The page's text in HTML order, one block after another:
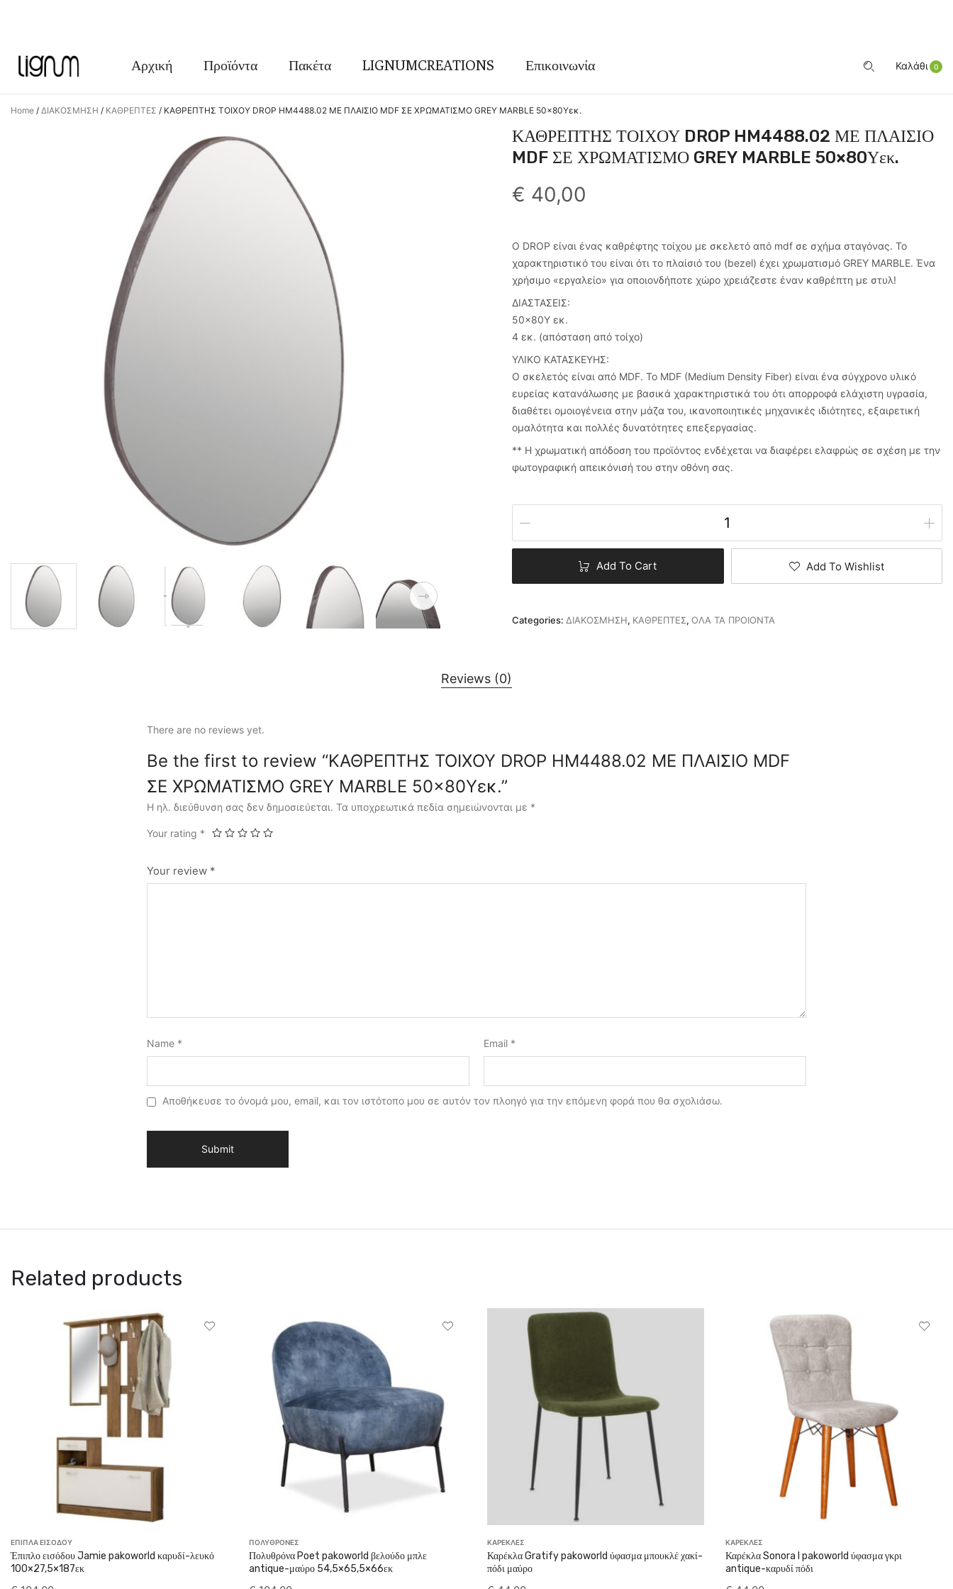
Αρχική Προϊόντα Πακέτα LIGNUMCREATIONS Επικοινωνία Καλάθι 0
Home / ΔΙΑΚΟΣΜΗΣΗ / ΚΑΘΡΕΠΤΕΣ / ΚΑΘΡΕΠΤΗΣ ΤΟΙΧΟΥ DROP HM4488.02 ΜΕ ΠΛΑΙΣΙΟ MDF ΣΕ ΧΡΩΜΑΤΙΣΜΟ GREY MARBLE 50×80Υεκ.
ΚΑΘΡΕΠΤΗΣ ΤΟΙΧΟΥ DROP HM4488.02 ΜΕ ΠΛΑΙΣΙΟ
MDF ΣΕ ΧΡΩΜΑΤΙΣΜΟ GREY MARBLE 50×80Υεκ.
€ 40,00
Ο DROP είναι ένας καθρέφτης τοίχου με σκελετό από mdf σε σχήμα σταγόνας. Το
χαρακτηριστικό του είναι ότι το πλαίσιό του (bezel) έχει χρωματισμό GREY MARBLE. Ένα
χρήσιμο «εργαλείο» για οποιονδήποτε χώρο χρειάζεστε έναν καθρέπτη με στυλ!
ΔΙΑΣΤΑΣΕΙΣ:
50×80Υ εκ.
4 εκ. (απόσταση από τοίχο)
ΥΛΙΚΟ ΚΑΤΑΣΚΕΥΗΣ:
Ο σκελετός είναι από MDF. Το MDF (Medium Density Fiber) είναι ένα σύγχρονο υλικό
ευρείας κατανάλωσης με βασικά χαρακτηριστικά του ότι απορροφά ελάχιστη υγρασία,
διαθέτει ομοιογένεια στην μάζα του, ικανοποιητικές μηχανικές ιδιότητες, εξαιρετική
ομαλότητα και πολλές δυνατότητες επεξεργασίας.
** Η χρωματική απόδοση του προϊόντος ενδέχεται να διαφέρει ελαφρώς σε σχέση με την
φωτογραφική απεικόνισή του στην οθόνη σας.
Add To Cart Add To Wishlist
Categories: ΔΙΑΚΟΣΜΗΣΗ, ΚΑΘΡΕΠΤΕΣ, ΟΛΑ ΤΑ ΠΡΟΙΟΝΤΑ
Reviews (0)
There are no reviews yet.
Be the first to review “ΚΑΘΡΕΠΤΗΣ ΤΟΙΧΟΥ DROP HM4488.02 ΜΕ ΠΛΑΙΣΙΟ MDF
ΣΕ ΧΡΩΜΑΤΙΣΜΟ GREY MARBLE 50×80Υεκ.”
Η ηλ. διεύθυνση σας δεν δημοσιεύεται. Τα υποχρεωτικά πεδία σημειώνονται με *
Your rating *
Your review *
Name * Email *
Αποθήκευσε το όνομά μου, email, και τον ιστότοπο μου σε αυτόν τον πλοηγό για την επόμενη φορά που θα σχολιάσω.
Related products
ΕΠΙΠΛΑ ΕΙΣΟΔΟΥ
Έπιπλο εισόδου Jamie pakoworld καρυδί-λευκό
100×27,5×187εκ
ΠΟΛΥΘΡΟΝΕΣ
Πολυθρόνα Poet pakoworld βελούδο μπλε
antique-μαύρο 54,5×65,5×66εκ
ΚΑΡΕΚΛΕΣ
Καρέκλα Gratify pakoworld ύφασμα μπουκλέ χακί-
πόδι μαύρο
ΚΑΡΕΚΛΕΣ
Καρέκλα Sonora I pakoworld ύφασμα γκρι
antique-καρυδί πόδι